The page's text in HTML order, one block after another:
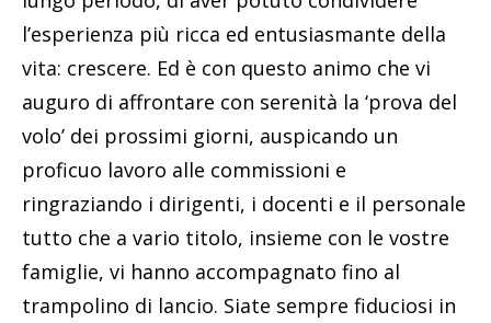
l’esperienza più ricca ed entusiasmante della
vita: crescere. Ed è con questo animo che vi
auguro di affrontare con serenità la ‘prova del
volo’ dei prossimi giorni, auspicando un
proficuo lavoro alle commissioni e
ringraziando i dirigenti, i docenti e il personale
tutto che a vario titolo, insieme con le vostre
famiglie, vi hanno accompagnato fino al
trampolino di lancio. Siate sempre fiduciosi in